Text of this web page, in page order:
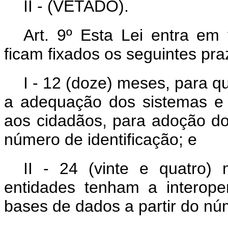
II - (VETADO).
Art. 9º Esta Lei entra
ficam fixados os seguintes
I - 12 (doze) meses, para
a adequação dos sistemas
aos cidadãos, para adoção
número de identificação; e
II - 24 (vinte e quatro)
entidades tenham a
bases de dados a partir do